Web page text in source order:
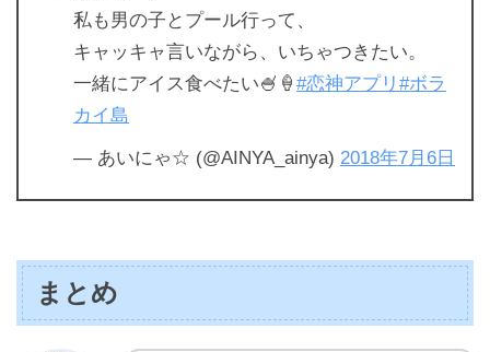
私も男の子とプール行って、
キャッキャ言いながら、いちゃつきたい。
一緒にアイス食べたい🍧🍦 #恋神アプリ #ボラ
カイ島
— あいにゃ☆ (@AINYA_ainya) 2018年7月6日
まとめ